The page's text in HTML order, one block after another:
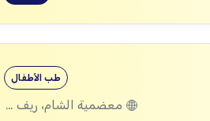
طب الأطفال
معضمية الشام، ريف دمشق